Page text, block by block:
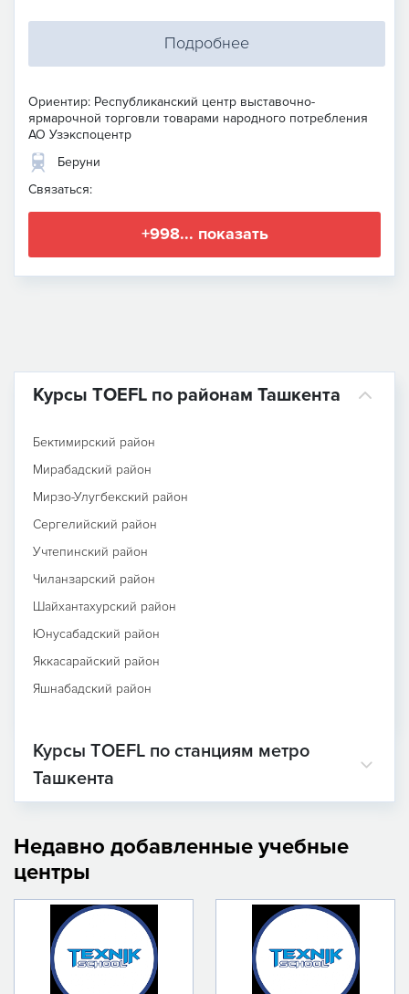
Подробнее
Ориентир: Республиканский центр выставочно-
ярмарочной торговли товарами народного потребления
АО Узэкспоцентр
Беруни
Связаться:
+998... показать
Курсы TOEFL по районам Ташкента
Бектимирский район
Мирабадский район
Мирзо-Улугбекский район
Сергелийский район
Учтепинский район
Чиланзарский район
Шайхантахурский район
Юнусабадский район
Яккасарайский район
Яшнабадский район
Курсы TOEFL по станциям метро
Ташкента
Недавно добавленные учебные
центры